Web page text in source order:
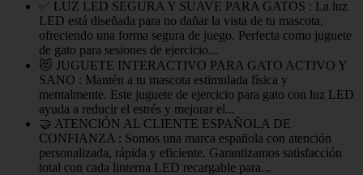
✅ LUZ LED SEGURA Y SUAVE PARA GATOS : La luz
LED está diseñada para no dañar la vista de tu mascota,
ofreciendo una forma segura de juego. Perfecta como juguete
de gato para sesiones de ejercicio...
😻 JUGUETE INTERACTIVO PARA GATO ACTIVO Y
SANO : Mantén a tu mascota estimulada física y
mentalmente. Este juguete de ejercicio para gato con luz LED
ayuda a reducir el estrés y mejorar el...
🤝 ATENCIÓN AL CLIENTE ESPAÑOLA DE
CONFIANZA : Somos una marca española con atención
personalizada, rápida y eficiente. Garantizamos satisfacción
total con cada linterna LED recargable para...